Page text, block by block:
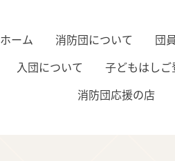
ホーム 消防団について 団
入団について
子どもはしご
消防団応援の店